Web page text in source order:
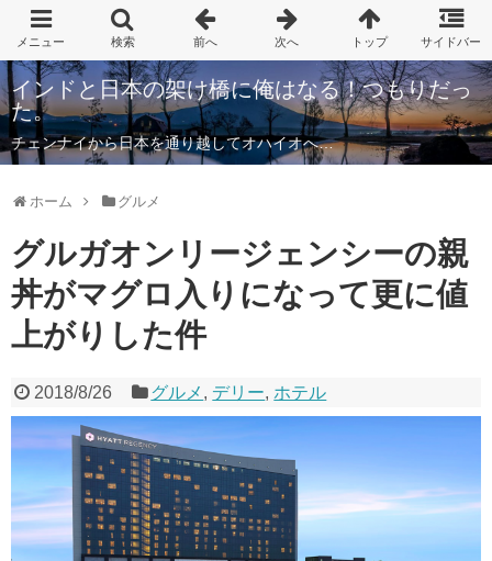
インドと日本の架け橋に俺はなる！つもりだっ
た。
チェンナイから日本を通り越してオハイオへ…
ホーム グルメ
グルガオンリージェンシーの親
丼がマグロ入りになって更に値
上がりした件
2018/8/26 グルメ , デリー, ホテル